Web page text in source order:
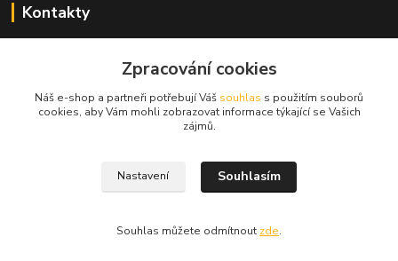
Kontakty
+420 724 134 431
prodej@alprim.cz
Zpracování cookies
Náš e-shop a partneři potřebují Váš souhlas s použitím souborů
cookies, aby Vám mohli zobrazovat informace týkající se Vašich
zájmů.
Nastavení Souhlasím
Souhlas můžete odmítnout zde.